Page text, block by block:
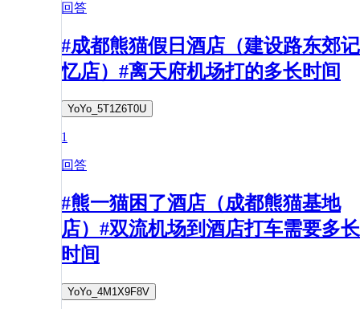
回答
#成都熊猫假日酒店（建设路东郊记
忆店）#离天府机场打的多长时间
YoYo_5T1Z6T0U
1
回答
#熊一猫困了酒店（成都熊猫基地
店）#双流机场到酒店打车需要多长
时间
YoYo_4M1X9F8V